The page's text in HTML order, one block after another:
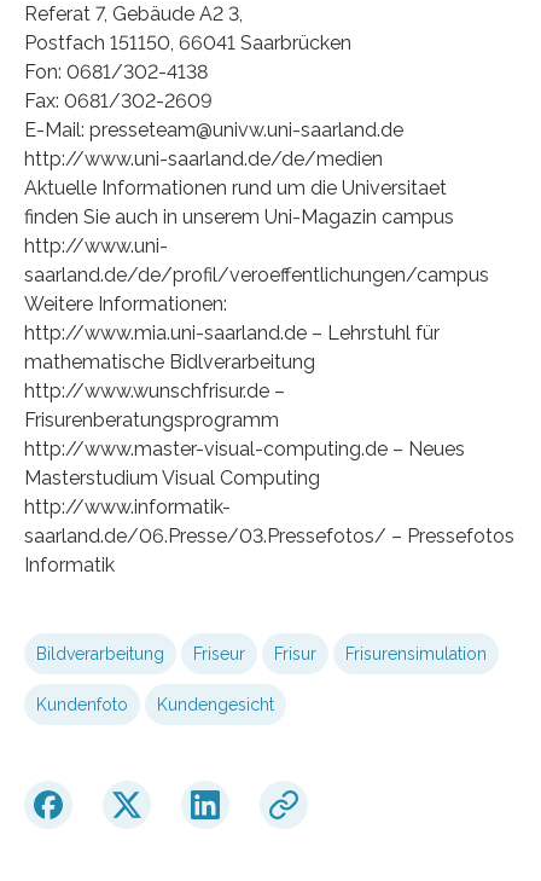
Referat 7, Gebäude A2 3,
Postfach 151150, 66041 Saarbrücken
Fon: 0681/302-4138
Fax: 0681/302-2609
E-Mail: presseteam@univw.uni-saarland.de
http://www.uni-saarland.de/de/medien
Aktuelle Informationen rund um die Universitaet
finden Sie auch in unserem Uni-Magazin campus
http://www.uni-
saarland.de/de/profil/veroeffentlichungen/campus
Weitere Informationen:
http://www.mia.uni-saarland.de – Lehrstuhl für
mathematische Bidlverarbeitung
http://www.wunschfrisur.de –
Frisurenberatungsprogramm
http://www.master-visual-computing.de – Neues
Masterstudium Visual Computing
http://www.informatik-
saarland.de/06.Presse/03.Pressefotos/ – Pressefotos
Informatik
Bildverarbeitung Friseur Frisur Frisurensimulation
Kundenfoto Kundengesicht